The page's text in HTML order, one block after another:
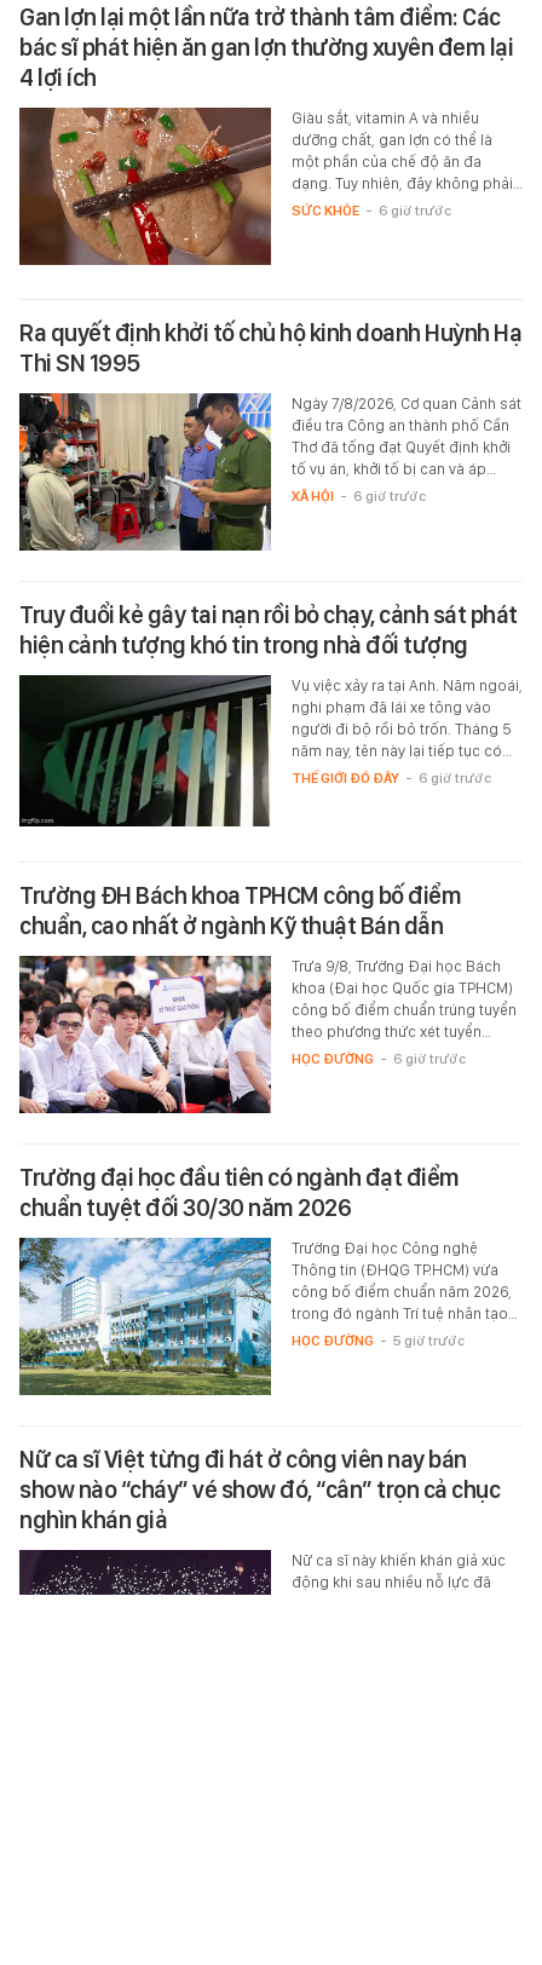
Gan lợn lại một lần nữa trở thành tâm điểm: Các
bác sĩ phát hiện ăn gan lợn thường xuyên đem lại
4 lợi ích
Giàu sắt, vitamin A và nhiều
dưỡng chất, gan lợn có thể là
một phần của chế độ ăn đa
dạng. Tuy nhiên, đây không phải…
SỨC KHỎE - 6 giờ trước
Ra quyết định khởi tố chủ hộ kinh doanh Huỳnh Hạ
Thi SN 1995
Ngày 7/8/2026, Cơ quan Cảnh sát
điều tra Công an thành phố Cần
Thơ đã tống đạt Quyết định khởi
tố vụ án, khởi tố bị can và áp…
XÃ HỘI - 6 giờ trước
Truy đuổi kẻ gây tai nạn rồi bỏ chạy, cảnh sát phát
hiện cảnh tượng khó tin trong nhà đối tượng
Vụ việc xảy ra tại Anh. Năm ngoái,
nghi phạm đã lái xe tông vào
người đi bộ rồi bỏ trốn. Tháng 5
năm nay, tên này lại tiếp tục có…
THẾ GIỚI ĐÓ ĐÂY - 6 giờ trước
Trường ĐH Bách khoa TPHCM công bố điểm
chuẩn, cao nhất ở ngành Kỹ thuật Bán dẫn
Trưa 9/8, Trường Đại học Bách
khoa (Đại học Quốc gia TPHCM)
công bố điểm chuẩn trúng tuyển
theo phương thức xét tuyển…
HỌC ĐƯỜNG - 6 giờ trước
Trường đại học đầu tiên có ngành đạt điểm
chuẩn tuyệt đối 30/30 năm 2026
Trường Đại học Công nghệ
Thông tin (ĐHQG TP.HCM) vừa
công bố điểm chuẩn năm 2026,
trong đó ngành Trí tuệ nhân tạo…
HỌC ĐƯỜNG - 5 giờ trước
Nữ ca sĩ Việt từng đi hát ở công viên nay bán
show nào “cháy” vé show đó, “cân” trọn cả chục
nghìn khán giả
Nữ ca sĩ này khiến khán giả xúc
động khi sau nhiều nỗ lực đã